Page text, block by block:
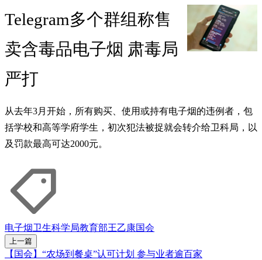
Telegram多个群组称售
卖含毒品电子烟 肃毒局
严打
从去年3月开始，所有购买、使用或持有电子烟的违例者，包
括学校和高等学府学生，初次犯法被捉就会转介给卫科局，以
及罚款最高可达2000元。
电子烟卫生科学局教育部王乙康国会
上一篇
【国会】“农场到餐桌”认可计划 参与业者逾百家